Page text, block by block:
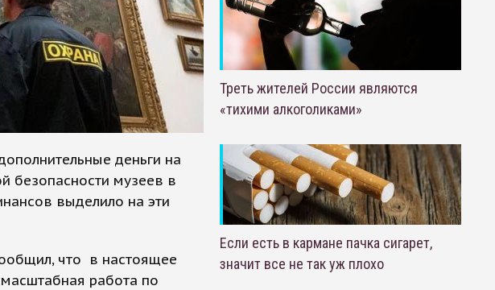
деньги на
безопасности музеев в
выделило на эти
что в настоящее
работа по
Треть жителей России являются
«тихими алкоголиками»
Если есть в кармане пачка сигарет,
значит все не так уж плохо